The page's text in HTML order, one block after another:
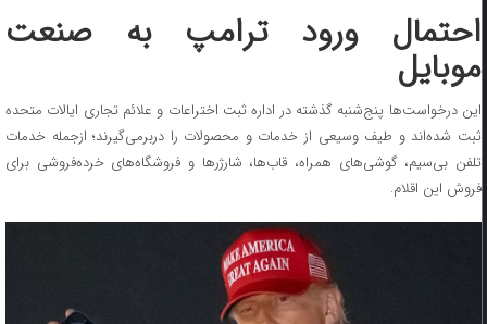
احتمال ورود ترامپ به صنعت
موبایل
این درخواست‌ها پنج‌شنبه گذشته در اداره ثبت اختراعات و علائم تجاری ایالات متحده
ثبت شده‌اند و طیف وسیعی از خدمات و محصولات را دربرمی‌گیرند؛ ازجمله خدمات
تلفن بی‌سیم، گوشی‌های همراه، قاب‌ها، شارژرها و فروشگاه‌های خرده‌فروشی برای
فروش این اقلام.